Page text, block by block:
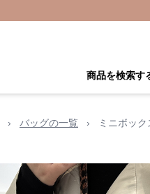
商品を検索す
› バッグの一覧 › ミニボッ